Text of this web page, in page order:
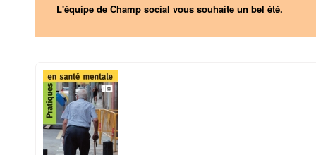
L'équipe de Champ social vous souhaite un bel été.